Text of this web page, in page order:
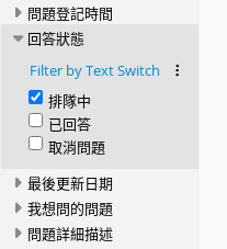
問題登記時間
回答狀態
Filter by Text Switch
排隊中
已回答
取消問題
最後更新日期
我想問的問題
問題詳細描述